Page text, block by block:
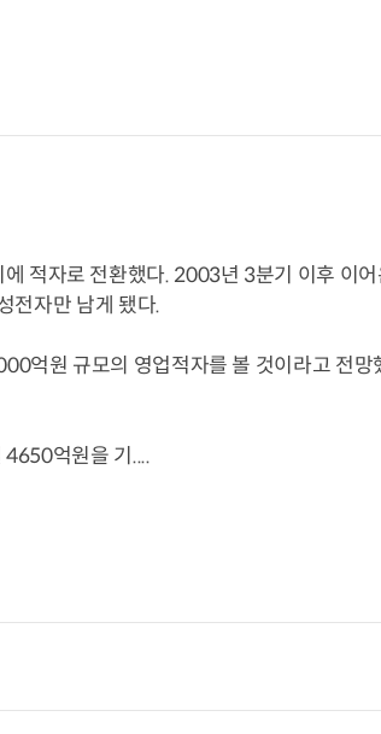
적자로 전환했다. 2003년 3분기 이후 이
전자만 남게 됐다.
억원 규모의 영업적자를 볼 것이라고 전망
억원을 기....